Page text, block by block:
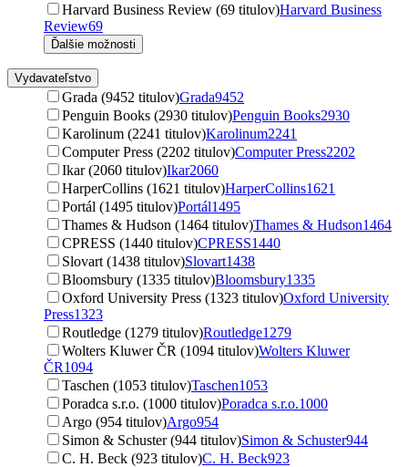
Harvard Business Review (69 titulov)Harvard Business
Review69
Ďalšie možnosti
Vydavateľstvo
Grada (9452 titulov)Grada9452
Penguin Books (2930 titulov)Penguin Books2930
Karolinum (2241 titulov)Karolinum2241
Computer Press (2202 titulov)Computer Press2202
Ikar (2060 titulov)Ikar2060
HarperCollins (1621 titulov)HarperCollins1621
Portál (1495 titulov)Portál1495
Thames & Hudson (1464 titulov)Thames & Hudson1464
CPRESS (1440 titulov)CPRESS1440
Slovart (1438 titulov)Slovart1438
Bloomsbury (1335 titulov)Bloomsbury1335
Oxford University Press (1323 titulov)Oxford University
Press1323
Routledge (1279 titulov)Routledge1279
Wolters Kluwer ČR (1094 titulov)Wolters Kluwer
ČR1094
Taschen (1053 titulov)Taschen1053
Poradca s.r.o. (1000 titulov)Poradca s.r.o.1000
Argo (954 titulov)Argo954
Simon & Schuster (944 titulov)Simon & Schuster944
C. H. Beck (923 titulov)C. H. Beck923